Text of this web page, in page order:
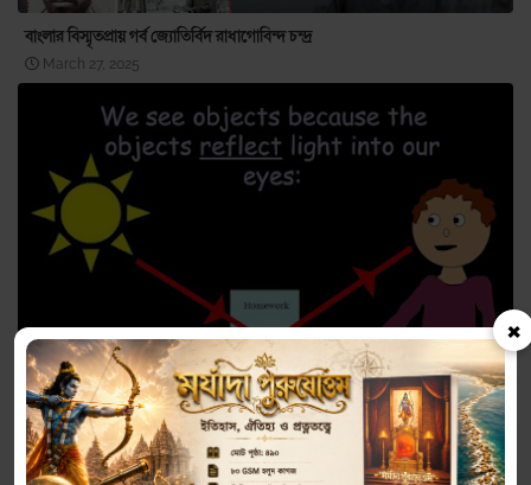
বাংলার বিস্মৃতপ্রায় গর্ব জ্যোতির্বিদ রাধাগোবিন্দ চন্দ্র
March 27, 2025
বৈদিক বিজ্ঞান [২] - সূর্যের আলোতে বস্তুর প্রকাশ ও দর্শন
May 27, 2024
×